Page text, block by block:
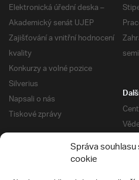
Správa
cookie
Elektronická úřední deska –
Akademický senát UJEP
Zajišťování a vnitřní hodnocení
kvality
Konkurzy a volné pozice
Silverius
Napsali o nás
Tiskové zprávy